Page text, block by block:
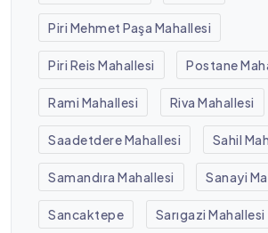
Piri Mehmet Paşa Mahallesi
Piri Reis Mahallesi Postane
Rami Mahallesi Riva Mahallesi
Saadetdere Mahallesi Sahil
Samandıra Mahallesi Sanayi
Sancaktepe Sarıgazi Mahallesi